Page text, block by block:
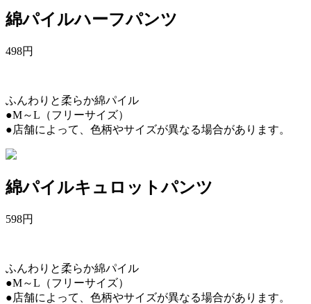
綿パイルハーフパンツ
498円
ふんわりと柔らか綿パイル
●M～L（フリーサイズ）
●店舗によって、色柄やサイズが異なる場合があります。
綿パイルキュロットパンツ
598円
ふんわりと柔らか綿パイル
●M～L（フリーサイズ）
●店舗によって、色柄やサイズが異なる場合があります。